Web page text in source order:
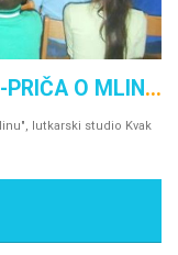
PREDSTAVA “TIKVIĆI NA SELU-PRIČA O MLINU”
lutkarski studio Kvak